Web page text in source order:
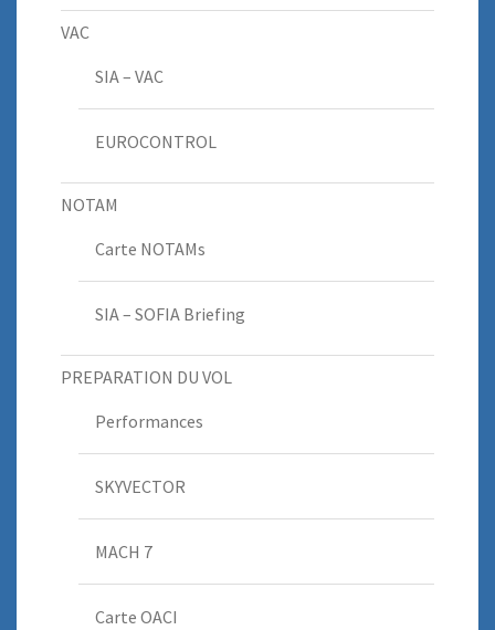
VAC
SIA – VAC
EUROCONTROL
NOTAM
Carte NOTAMs
SIA – SOFIA Briefing
PREPARATION DU VOL
Performances
SKYVECTOR
MACH 7
Carte OACI